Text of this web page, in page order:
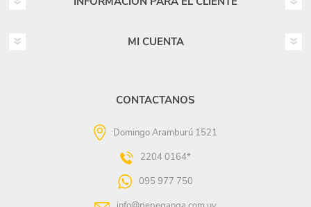
MI CUENTA
CONTACTANOS
Domingo Aramburú 1521
2204 0164*
095 977 750